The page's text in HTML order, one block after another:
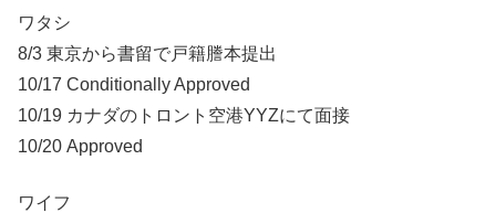
ワタシ
8/3 東京から書留で戸籍謄本提出
10/17 Conditionally Approved
10/19 カナダのトロント空港YYZにて面接
10/20 Approved
ワイフ